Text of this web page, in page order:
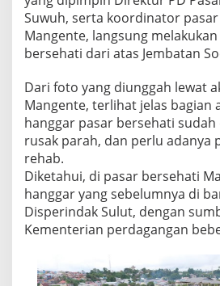
Suwuh, serta koordinator
Mangente, langsung
bersehati dari atas Jembatan
Dari foto yang diunggah lewat
Mangente, terlihat jelas bagian
hanggar pasar bersehati sudah
rusak parah, dan perlu adanya
rehab.
Diketahui, di pasar bersehati
hanggar yang sebelumnya di
Disperindak Sulut, dengan
Kementerian perdagangan